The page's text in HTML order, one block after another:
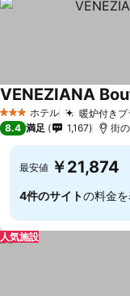
3 ホテルのランク
ホテル 暖炉付き
VENEZIANA
8.4 満足 1,167 街
最安値 ￥21,874
4件のサイトの料金
人気施設